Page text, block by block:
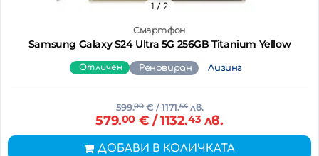
Смартфон
Samsung Galaxy S24 Ultra 5G 256GB Titanium Yellow
1 / 2
Отличен Реновиран Лизинг
599.00€/ 1171.54лв.
579.00€ / 1132.43 лв.
ДОБАВИ В КОЛИЧКАТА